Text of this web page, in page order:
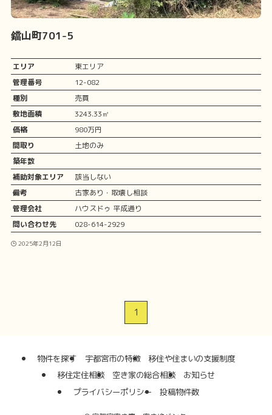
鐺山町701-5
エリア
東エリア
管理番号
12-082
種別
売買
敷地面積
3243.33㎡
価格
980万円
間取り
土地のみ
築年数
補助対象エリア
該当しない
備考
古家あり・取壊し相談
管理会社
ハウスドゥ 平成通り
問い合わせ先
028-614-2929
2025年2月12日
1
物件を探す 宇都宮市の特徴
移住や住まいの支援制度
移住定住相談
空き家の総合相談
お知らせ
プライバシーポリシー
投稿物件数